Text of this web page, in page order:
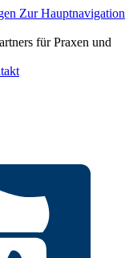
Zur Hauptnavigation
für Praxen und